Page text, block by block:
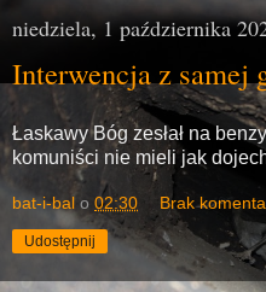
niedziela, 1 października
Interwencja z samej
Łaskawy Bóg zesłał na
komuniści nie mieli jak
bat-i-bal o 02:30 Brak
Udostępnij